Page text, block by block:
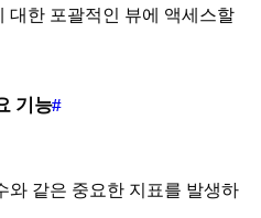
대한 포괄적인 뷰에 액세스할
기능#
와 같은 중요한 지표를 발생하